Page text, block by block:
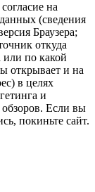
на
(сведения
Браузера;
откуда
или по какой
открывает и на
в целях
и
обзоров. Если вы
покиньте сайт.